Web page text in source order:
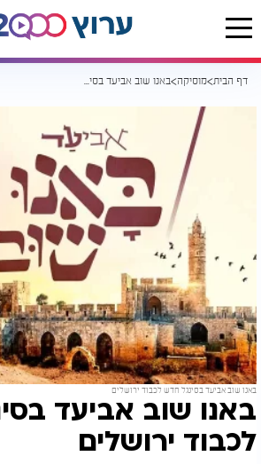
דף הבית מוסיקה באנו שוב אביעד בסינגל חדש לכבוד ירושלים
באנו שוב אביעד בסינגל חדש לכבוד ירושלים
באנו שוב אביעד
לכבוד ירושלים